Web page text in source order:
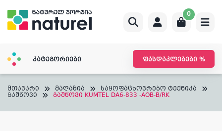
content
0
კატეგორიები ფასდაკლებები %
მთავარი მაღაზია საყოფაცხოვრებო ტექნიკა
გამწოვი გამწოვი KUMTEL DA6-833 -AOB-B/RK